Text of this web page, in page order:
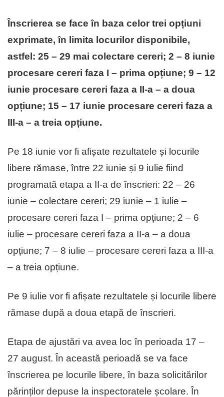
Înscrierea se face în baza celor trei opțiuni
exprimate, în limita locurilor disponibile,
astfel: 25 – 29 mai colectare cereri; 2 – 8 iunie
procesare cereri faza I – prima opțiune; 9 – 12
iunie procesare cereri faza a II-a – a doua
opțiune; 15 – 17 iunie procesare cereri faza a
III-a – a treia opțiune.
Pe 18 iunie vor fi afișate rezultatele și locurile
libere rămase, între 22 iunie și 9 iulie fiind
programată etapa a II-a de înscrieri: 22 – 26
iunie – colectare cereri; 29 iunie – 1 iulie –
procesare cereri faza I – prima opțiune; 2 – 6
iulie – procesare cereri faza a II-a – a doua
opțiune; 7 – 8 iulie – procesare cereri faza a III-a
– a treia opțiune.
Pe 9 iulie vor fi afișate rezultatele și locurile libere
rămase după a doua etapă de înscrieri.
Etapa de ajustări va avea loc în perioada 17 –
27 august. În această perioadă se va face
înscrierea pe locurile libere, în baza solicitărilor
părinților depuse la inspectoratele școlare. În